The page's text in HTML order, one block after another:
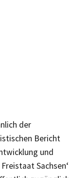
der
Bericht
und
Sachsen‘